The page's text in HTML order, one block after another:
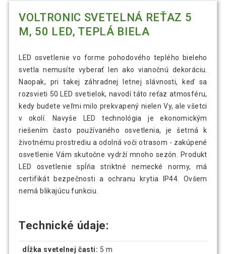
VOLTRONIC SVETELNÁ REŤAZ 5
M, 50 LED, TEPLÁ BIELA
LED osvetlenie vo forme pohodového teplého bieleho
svetla nemusíte vyberať len ako vianočnú dekoráciu.
Naopak, pri takej záhradnej letnej slávnosti, keď sa
rozsvieti 50 LED svetielok, navodí táto reťaz atmosféru,
kedy budete veľmi milo prekvapený nielen Vy, ale všetci
v okolí. Navyše LED technológia je ekonomickým
riešením často používaného osvetlenia, je šetrná k
životnému prostrediu a odolná voči otrasom - zakúpené
osvetlenie Vám skutočne vydrží mnoho sezón. Produkt
LED osvetlenie spĺňa striktné nemecké normy, má
certifikát bezpečnosti a ochranu krytia IP44. Ovšem
nemá blikajúcu funkciu.
Technické údaje:
dĺžka svetelnej časti: 5 m